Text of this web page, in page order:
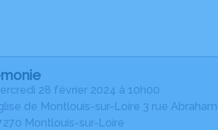
mercredi 28 février 2024 à 10h00
de Montlouis-sur-Loire 3 rue
Montlouis-sur-Loire